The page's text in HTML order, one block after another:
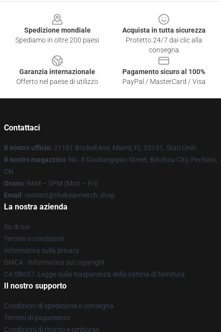
Spedizione mondiale
Spediamo in oltre 200 paesi
Acquista in tutta sicurezza
Protetto 24/7 dai clic alla
consegna
Garanzia internazionale
Offerto nel paese di utilizzo
Pagamento sicuro al 100%
PayPal / MasterCard / Visa
Contattaci
Il nostro ufficio: 21101 Brickell Ave, Miami, FL 33131, Stati Uniti
Il nostro magazzino: No. 3 Gaoliangqiao Street, Binzhou City, Pechino,
CN
Orario: 9AM – 5PM (Mon – Fri)
Email : contact@thebearmerch.shop
La nostra azienda
Su di noi
Termini e condizioni
Informativa sulla privacy
DMCA - Informativa sul copyright
CA SB657: Legge sulla trasparenza della catena di fornitura
Il nostro supporto
Condizioni di spedizione e consegna
Termini di pagamento
Condizioni di ritorno e rimborso